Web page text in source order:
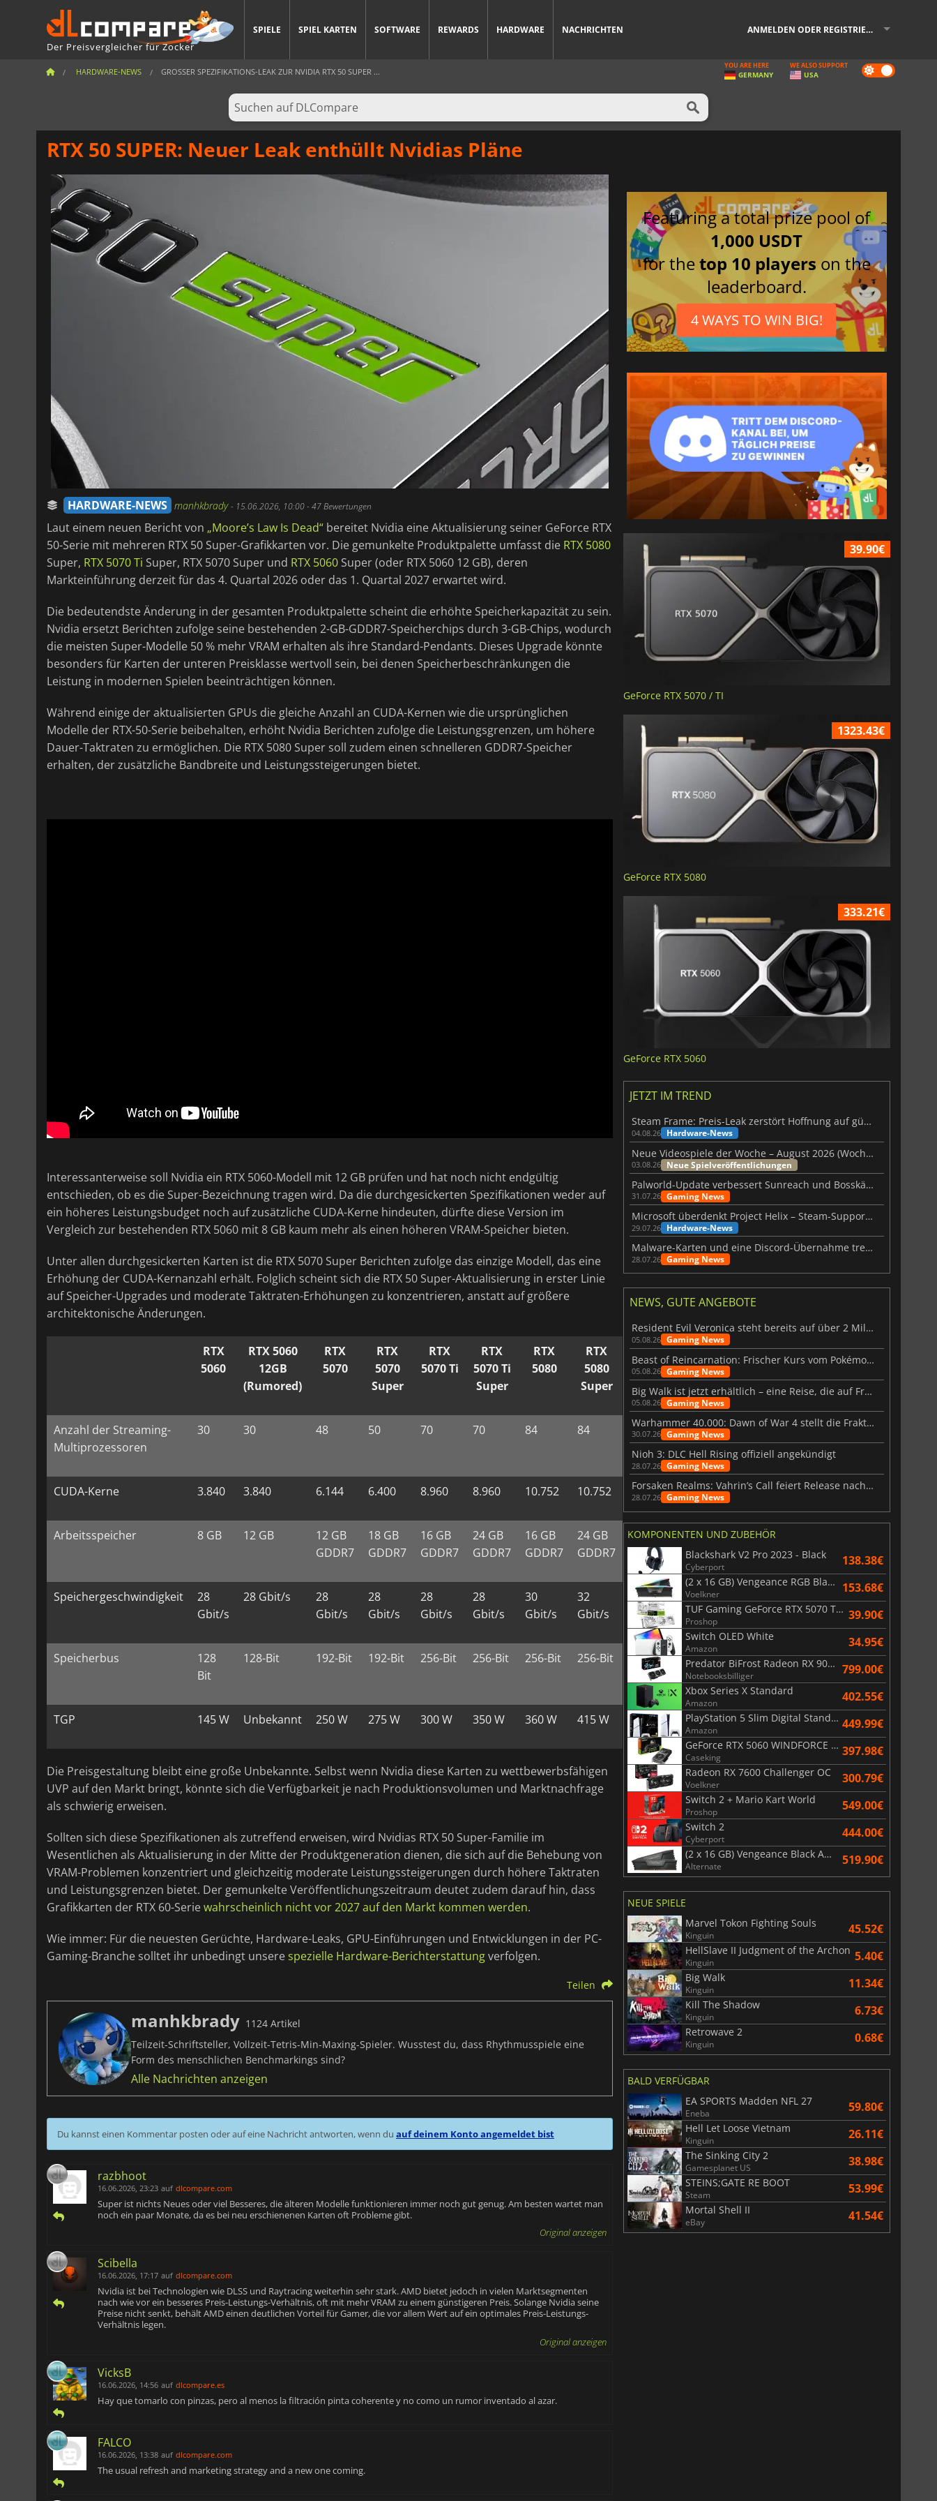
Der Preisvergleicher für Zocker
SPIELE SPIEL KARTEN SOFTWARE REWARDS HARDWARE NACHRICHTEN ANMELDEN ODER REGISTRIEREN
HARDWARE-NEWS GROSSER SPEZIFIKATIONS-LEAK ZUR NVIDIA RTX 50 SUPER ... Dark
mode
YOU ARE HERE
GERMANY
WE ALSO SUPPORT
USA
RTX 50 SUPER: Neuer Leak enthüllt Nvidias Pläne
HARDWARE-NEWS manhkbrady- 15.06.2026, 10:00- 47 Bewertungen
Laut einem neuen Bericht von „Moore’s Law Is Dead“ bereitet Nvidia eine Aktualisierung seiner GeForce RTX
50-Serie mit mehreren RTX 50 Super-Grafikkarten vor. Die gemunkelte Produktpalette umfasst die RTX 5080
Super, RTX 5070 Ti Super, RTX 5070 Super und RTX 5060 Super (oder RTX 5060 12 GB), deren
Markteinführung derzeit für das 4. Quartal 2026 oder das 1. Quartal 2027 erwartet wird.
Die bedeutendste Änderung in der gesamten Produktpalette scheint die erhöhte Speicherkapazität zu sein.
Nvidia ersetzt Berichten zufolge seine bestehenden 2-GB-GDDR7-Speicherchips durch 3-GB-Chips, wodurch
die meisten Super-Modelle 50 % mehr VRAM erhalten als ihre Standard-Pendants. Dieses Upgrade könnte
besonders für Karten der unteren Preisklasse wertvoll sein, bei denen Speicherbeschränkungen die
Leistung in modernen Spielen beeinträchtigen können.
Während einige der aktualisierten GPUs die gleiche Anzahl an CUDA-Kernen wie die ursprünglichen
Modelle der RTX-50-Serie beibehalten, erhöht Nvidia Berichten zufolge die Leistungsgrenzen, um höhere
Dauer-Taktraten zu ermöglichen. Die RTX 5080 Super soll zudem einen schnelleren GDDR7-Speicher
erhalten, der zusätzliche Bandbreite und Leistungssteigerungen bietet.
Interessanterweise soll Nvidia ein RTX 5060-Modell mit 12 GB prüfen und hat noch nicht endgültig
entschieden, ob es die Super-Bezeichnung tragen wird. Da die durchgesickerten Spezifikationen weder auf
ein höheres Leistungsbudget noch auf zusätzliche CUDA-Kerne hindeuten, dürfte diese Version im
Vergleich zur bestehenden RTX 5060 mit 8 GB kaum mehr als einen höheren VRAM-Speicher bieten.
Unter allen durchgesickerten Karten ist die RTX 5070 Super Berichten zufolge das einzige Modell, das eine
Erhöhung der CUDA-Kernanzahl erhält. Folglich scheint sich die RTX 50 Super-Aktualisierung in erster Linie
auf Speicher-Upgrades und moderate Taktraten-Erhöhungen zu konzentrieren, anstatt auf größere
architektonische Änderungen.
RTX
5060
RTX 5060
12GB
(Rumored)
RTX
5070
RTX
5070
Super
RTX
5070 Ti
RTX
5070 Ti
Super
RTX
5080
RTX
5080
Super
Anzahl der Streaming-
Multiprozessoren
30 30 48 50 70 70 84 84
CUDA-Kerne 3.840 3.840 6.144 6.400 8.960 8.960 10.752 10.752
Arbeitsspeicher 8 GB 12 GB
12 GB
GDDR7
18 GB
GDDR7
16 GB
GDDR7
24 GB
GDDR7
16 GB
GDDR7
24 GB
GDDR7
Speichergeschwindigkeit
28
Gbit/s
28 Gbit/s
28
Gbit/s
28
Gbit/s
28
Gbit/s
28
Gbit/s
30
Gbit/s
32
Gbit/s
Speicherbus
128
Bit
128-Bit 192-Bit 192-Bit 256-Bit 256-Bit 256-Bit 256-Bit
TGP 145 W Unbekannt 250 W 275 W 300 W 350 W 360 W 415 W
Die Preisgestaltung bleibt eine große Unbekannte. Selbst wenn Nvidia diese Karten zu wettbewerbsfähigen
UVP auf den Markt bringt, könnte sich die Verfügbarkeit je nach Produktionsvolumen und Marktnachfrage
als schwierig erweisen.
Sollten sich diese Spezifikationen als zutreffend erweisen, wird Nvidias RTX 50 Super-Familie im
Wesentlichen als Aktualisierung in der Mitte der Produktgeneration dienen, die sich auf die Behebung von
VRAM-Problemen konzentriert und gleichzeitig moderate Leistungssteigerungen durch höhere Taktraten
und Leistungsgrenzen bietet. Der gemunkelte Veröffentlichungszeitraum deutet zudem darauf hin, dass
Grafikkarten der RTX 60-Seriewahrscheinlich nicht vor 2027 auf den Markt kommen werden.
Wie immer: Für die neuesten Gerüchte, Hardware-Leaks, GPU-Einführungen und Entwicklungen in der PC-
Gaming-Branche solltet ihr unbedingt unserespezielle Hardware-Berichterstattungverfolgen.
Teilen
manhkbrady 1124 Artikel
Teilzeit-Schriftsteller, Vollzeit-Tetris-Min-Maxing-Spieler. Wusstest du, dass Rhythmusspiele eine
Form des menschlichen Benchmarkings sind?
Alle Nachrichten anzeigen
Du kannst einen Kommentar posten oder auf eine Nachricht antworten, wenn du auf deinem Konto angemeldet bist
razbhoot
16.06.2026, 23:23 auf dlcompare.com
Super ist nichts Neues oder viel Besseres, die älteren Modelle funktionieren immer noch gut genug. Am besten wartet man
noch ein paar Monate, da es bei neu erschienenen Karten oft Probleme gibt.
Original anzeigen
Scibella
16.06.2026, 17:17 auf dlcompare.com
Nvidia ist bei Technologien wie DLSS und Raytracing weiterhin sehr stark. AMD bietet jedoch in vielen Marktsegmenten
nach wie vor ein besseres Preis-Leistungs-Verhältnis, oft mit mehr VRAM zu einem günstigeren Preis. Solange Nvidia seine
Preise nicht senkt, behält AMD einen deutlichen Vorteil für Gamer, die vor allem Wert auf ein optimales Preis-Leistungs-
Verhältnis legen.
Original anzeigen
VicksB
16.06.2026, 14:56 auf dlcompare.es
Hay que tomarlo con pinzas, pero al menos la filtración pinta coherente y no como un rumor inventado al azar.
FALCO
16.06.2026, 13:38 auf dlcompare.com
The usual refresh and marketing strategy and a new one coming.
Featuring a total prize pool of
1,000 USDT
for thetop 10 players on the
leaderboard.
4 WAYS TO WIN BIG!
39.90€
GeForce RTX 5070 / TI
1323.43€
GeForce RTX 5080
333.21€
GeForce RTX 5060
JETZT IM TREND
Steam Frame: Preis-Leak zerstört Hoffnung auf günstiges VR-Headset
04.08.26 Hardware-News
Neue Videospiele der Woche – August 2026 (Woche 32)
03.08.26 Neue Spielveröffentlichungen
Palworld-Update verbessert Sunreach und Bosskämpfe deutlich
31.07.26 Gaming News
Microsoft überdenkt Project Helix – Steam-Support gefährdet
29.07.26 Hardware-News
Malware-Karten und eine Discord-Übernahme treffen Meccha Chameleon
28.07.26 Gaming News
NEWS, GUTE ANGEBOTE
Resident Evil Veronica steht bereits auf über 2 Millionen Wunschlisten
05.08.26 Gaming News
Beast of Reincarnation: Frischer Kurs vom Pokémon-Studio
05.08.26 Gaming News
Big Walk ist jetzt erhältlich – eine Reise, die auf Freundschaft basiert
05.08.26 Gaming News
Warhammer 40.000: Dawn of War 4 stellt die Fraktion der Necrons vor
30.07.26 Gaming News
Nioh 3: DLC Hell Rising offiziell angekündigt
28.07.26 Gaming News
Forsaken Realms: Vahrin’s Call feiert Release nach 10 Jahren
28.07.26 Gaming News
KOMPONENTEN UND ZUBEHÖR
Blackshark V2 Pro 2023 - Black
Cyberport 138.38€
(2 x 16 GB) Vengeance RGB Black AMD Expo 6000 MHz - CAS 30
Voelkner 153.68€
TUF Gaming GeForce RTX 5070 Ti OC White Edition 16GB
Proshop 39.90€
Switch OLED White
Amazon 34.95€
Predator BiFrost Radeon RX 9070 XT OC 16 Go
Notebooksbilliger 799.00€
Xbox Series X Standard
Amazon 402.55€
PlayStation 5 Slim Digital Standard
Amazon 449.99€
GeForce RTX 5060 WINDFORCE OC 8G
Caseking 397.98€
Radeon RX 7600 Challenger OC
Voelkner 300.79€
Switch 2 + Mario Kart World
Proshop 549.00€
Switch 2
Cyberport 444.00€
(2 x 16 GB) Vengeance Black AMD Expo 6000 MHz - CAS 30
Alternate 519.90€
NEUE SPIELE
Marvel Tokon Fighting Souls
Kinguin 45.52€
HellSlave II Judgment of the Archon
Kinguin 5.40€
Big Walk
Kinguin 11.34€
Kill The Shadow
Kinguin 6.73€
Retrowave 2
Kinguin 0.68€
BALD VERFÜGBAR
EA SPORTS Madden NFL 27
Eneba 59.80€
Hell Let Loose Vietnam
Kinguin 26.11€
The Sinking City 2
Gamesplanet US 38.98€
STEINS;GATE RE BOOT
Steam 53.99€
Mortal Shell II
eBay 41.54€